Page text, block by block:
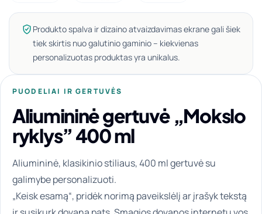
Produkto spalva ir dizaino atvaizdavimas ekrane gali šiek
tiek skirtis nuo galutinio gaminio – kiekvienas
personalizuotas produktas yra unikalus.
PUODELIAI IR GERTUVĖS
Aliumininė gertuvė „Mokslo
ryklys” 400 ml
Aliumininė, klasikinio stiliaus, 400 ml gertuvė su
galimybe personalizuoti.
„Keisk esamą“, pridėk norimą paveikslėlį ar įrašyk tekstą